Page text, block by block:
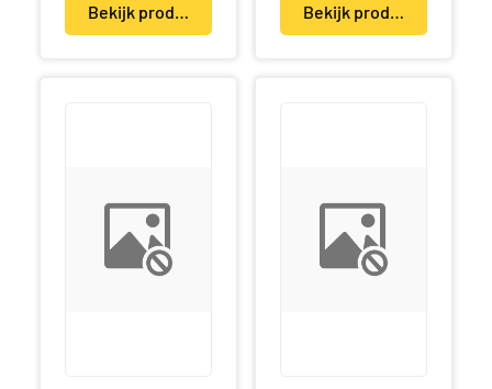
Bekijk product(en) Bekijk product(en)